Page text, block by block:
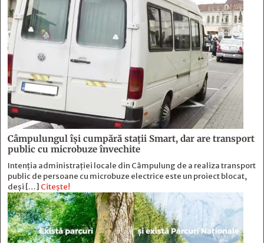
Câmpulungul îşi cumpără staţii Smart, dar are transport
public cu microbuze învechite
Intenția administrației locale din Câmpulung de a realiza transport
public de persoane cu microbuze electrice este un proiect blocat,
deși […] Citește!